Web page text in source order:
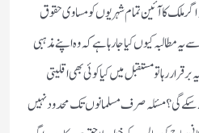
ملک کا آئین تمام شہریوں کو مساوی حقوق
مطالبہ کیوں کیا جا رہا ہے کہ وہ اپنے مذہبی
رہا تو مستقبل میں کیا کوئی بھی اقلیتی
سکے گی؟ مسئلہ صرف مسلمانوں تک محدود نہیں